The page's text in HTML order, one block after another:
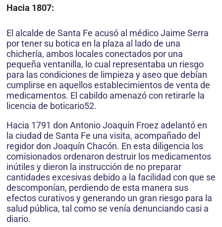
Hacia 1807:
El alcalde de Santa Fe acusó al médico Jaime Serra
por tener su botica en la plaza al lado de una
chichería, ambos locales conectados por una
pequeña ventanilla, lo cual representaba un riesgo
para las condiciones de limpieza y aseo que debían
cumplirse en aquellos establecimientos de venta de
medicamentos. El ca­bildo amenazó con retirarle la
licencia de boticario52.
Hacia 1791 don Antonio Joaquín Froez adelantó en
la ciudad de Santa Fe una visita, acompañado del
regidor don Joaquín Chacón. En esta diligencia los
comisionados ordenaron destruir los medicamen­tos
inútiles y dieron la instrucción de no preparar
cantidades excesivas debido a la facilidad con que se
descomponían, perdiendo de esta manera sus
efectos curativos y generando un gran riesgo para la
salud pública, tal como se venía denunciando casi a
diario.